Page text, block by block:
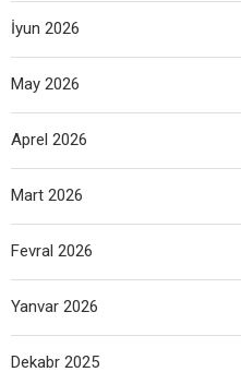
İyun 2026
May 2026
Aprel 2026
Mart 2026
Fevral 2026
Yanvar 2026
Dekabr 2025